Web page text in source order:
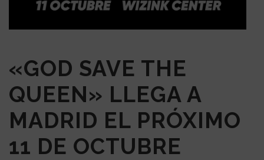
«GOD SAVE THE
QUEEN» LLEGA A
MADRID EL PRÓXIMO
11 DE OCTUBRE